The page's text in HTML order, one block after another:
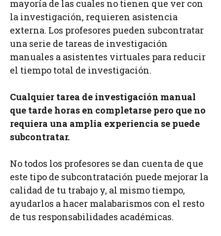
mayoría de las cuales no tienen que ver con
la investigación, requieren asistencia
externa. Los profesores pueden subcontratar
una serie de tareas de investigación
manuales a asistentes virtuales para reducir
el tiempo total de investigación.
Cualquier tarea de investigación manual
que tarde horas en completarse pero que no
requiera una amplia experiencia se puede
subcontratar.
No todos los profesores se dan cuenta de que
este tipo de subcontratación puede mejorar la
calidad de tu trabajo y, al mismo tiempo,
ayudarlos a hacer malabarismos con el resto
de tus responsabilidades académicas.